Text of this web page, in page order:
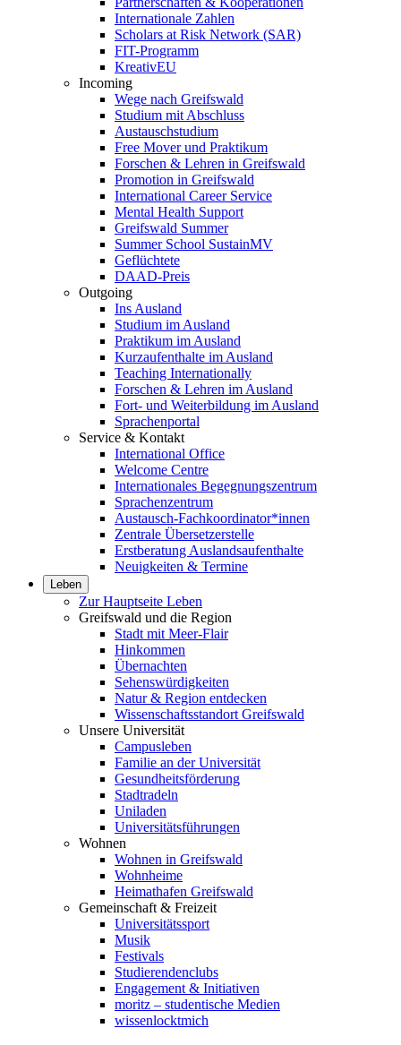
Internationale Zahlen
Scholars at Risk Network (SAR)
FIT-Programm
KreativEU
Incoming
Wege nach Greifswald
Studium mit Abschluss
Austauschstudium
Free Mover und Praktikum
Forschen & Lehren in Greifswald
Promotion in Greifswald
International Career Service
Mental Health Support
Greifswald Summer
Summer School SustainMV
Geflüchtete
DAAD-Preis
Outgoing
Ins Ausland
Studium im Ausland
Praktikum im Ausland
Kurzaufenthalte im Ausland
Teaching Internationally
Forschen & Lehren im Ausland
Fort- und Weiterbildung im Ausland
Sprachenportal
Service & Kontakt
International Office
Welcome Centre
Internationales Begegnungszentrum
Sprachenzentrum
Austausch-Fachkoordinator*innen
Zentrale Übersetzerstelle
Erstberatung Auslandsaufenthalte
Neuigkeiten & Termine
Leben
Zur Hauptseite Leben
Greifswald und die Region
Stadt mit Meer-Flair
Hinkommen
Übernachten
Sehenswürdigkeiten
Natur & Region entdecken
Wissenschaftsstandort Greifswald
Unsere Universität
Campusleben
Familie an der Universität
Gesundheitsförderung
Stadtradeln
Uniladen
Universitätsführungen
Wohnen
Wohnen in Greifswald
Wohnheime
Heimathafen Greifswald
Gemeinschaft & Freizeit
Universitätssport
Musik
Festivals
Studierendenclubs
Engagement & Initiativen
moritz – studentische Medien
wissenlocktmich